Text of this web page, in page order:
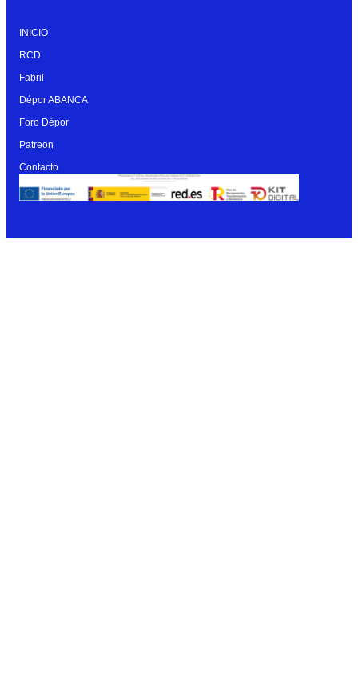
INICIO
RCD
Fabril
Dépor ABANCA
Foro Dépor
Patreon
Contacto